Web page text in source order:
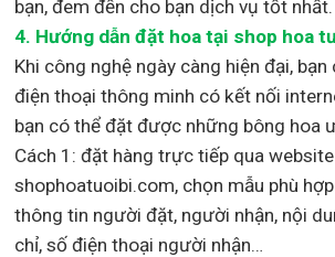
bạn, đem đến cho bạn dịch vụ tốt nhất.
4. Hướng dẫn đặt hoa tại shop hoa
Khi công nghệ ngày càng hiện đại,
điện thoại thông minh có kết nối
bạn có thể đặt được những bông hoa
Cách 1: đặt hàng trực tiếp qua website
shophoatuoibi.com, chọn mẫu phù
thông tin người đặt, người nhận, nội
chỉ, số điện thoại người nhận…